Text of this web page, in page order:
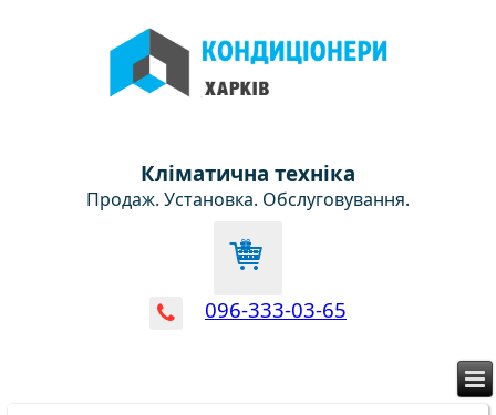
Кліматична техніка
Продаж. Установка. Обслуговування.
096-333-03-65